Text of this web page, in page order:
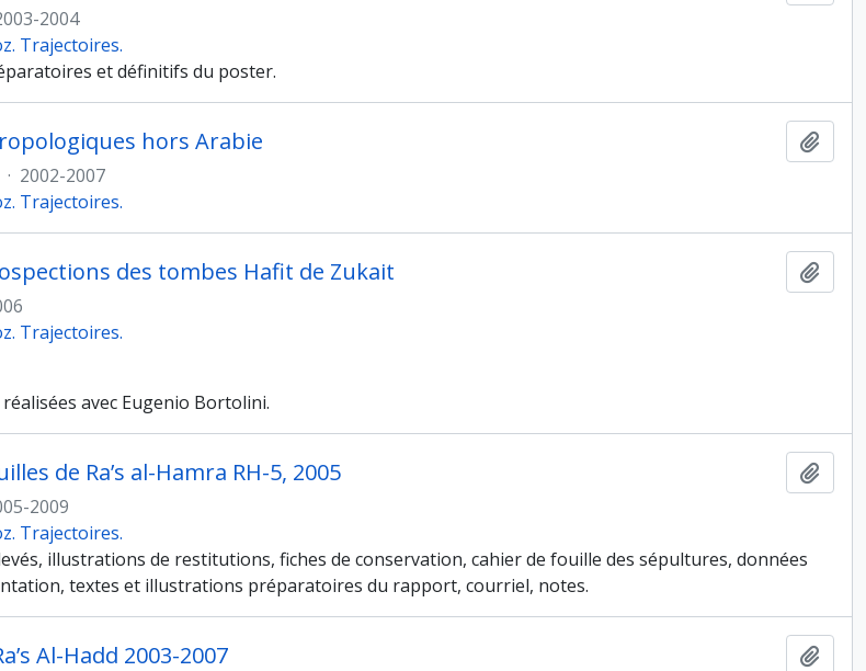
2004
Trajectoires.
et définitifs du poster.
hors Arabie
· 2002-2007
Trajectoires.
des tombes Hafit de Zukait
Trajectoires.
avec Eugenio Bortolini.
de Ra’s al-Hamra RH-5, 2005
2009
Trajectoires.
illustrations de restitutions, fiches de conservation, cahier de fouille des sépultures, données
textes et illustrations préparatoires du rapport, courriel, notes.
Al-Hadd 2003-2007